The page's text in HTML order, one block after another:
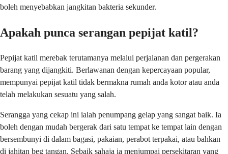
boleh menyebabkan jangkitan bakteria sekunder.
Apakah punca serangan pepijat katil?
Pepijat katil merebak terutamanya melalui perjalanan dan pergerakan
barang yang dijangkiti. Berlawanan dengan kepercayaan popular,
mempunyai pepijat katil tidak bermakna rumah anda kotor atau anda
telah melakukan sesuatu yang salah.
Serangga yang cekap ini ialah penumpang gelap yang sangat baik. Ia
boleh dengan mudah bergerak dari satu tempat ke tempat lain dengan
bersembunyi di dalam bagasi, pakaian, perabot terpakai, atau bahkan
di jahitan beg tangan. Sebaik sahaja ia menjumpai persekitaran yang